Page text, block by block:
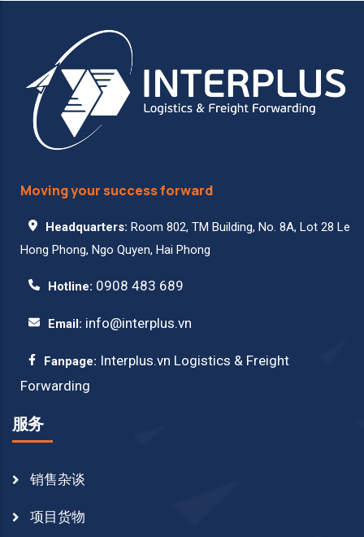
Moving your success forward
Headquarters: Room 802, TM Building, No. 8A, Lot 28 Le
Hong Phong, Ngo Quyen, Hai Phong
Hotline: 0908 483 689
Email: info@interplus.vn
Fanpage: Interplus.vn Logistics & Freight
Forwarding
服务
销售杂谈
项目货物